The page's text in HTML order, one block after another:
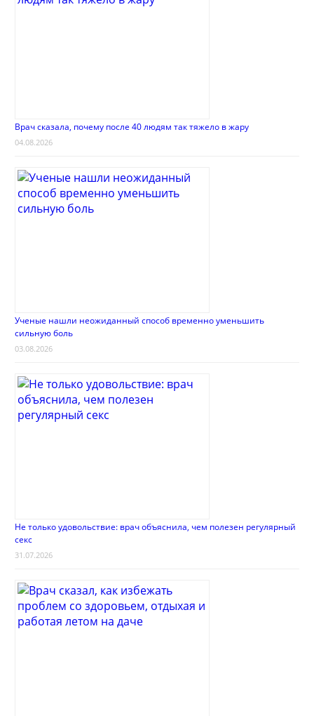
Врач сказала, почему после 40 людям так тяжело в жару
04.08.2026
Ученые нашли неожиданный способ временно уменьшить
сильную боль
03.08.2026
Не только удовольствие: врач объяснила, чем полезен регулярный
секс
31.07.2026